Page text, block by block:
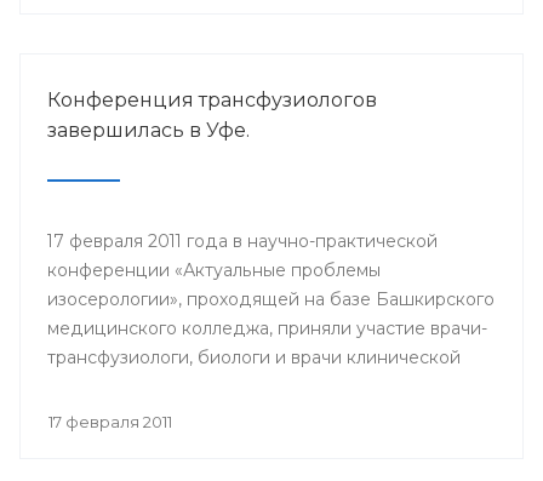
Конференция трансфузиологов
завершилась в Уфе.
17 февраля 2011 года в научно-практической
конференции «Актуальные проблемы
изосерологии», проходящей на базе Башкирского
медицинского колледжа, приняли участие врачи-
трансфузиологи, биологи и врачи клинической
Башкортостана.
17 февраля 2011